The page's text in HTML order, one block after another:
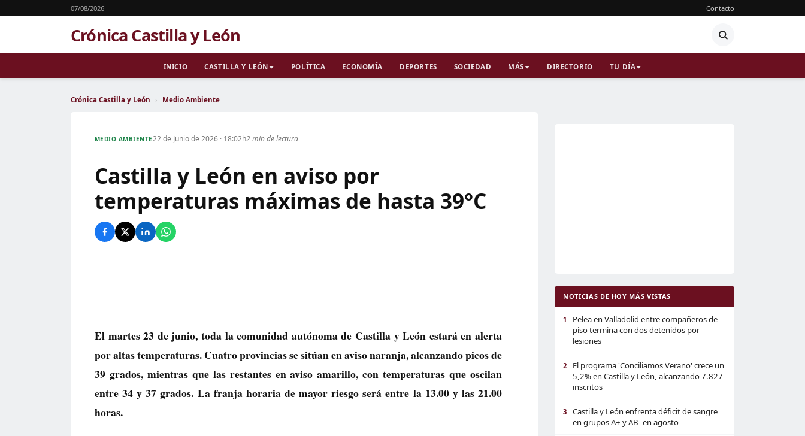
07/08/2026 Contacto
Crónica Castilla y León
INICIO CASTILLA Y LEÓN POLÍTICA ECONOMÍA DEPORTES SOCIEDAD MÁS DIRECTORIO TU DÍA
Crónica Castilla y León › Medio Ambiente
MEDIO AMBIENTE22 de Junio de 2026 · 18:02h2 min de lectura
Castilla y León en aviso por
temperaturas máximas de hasta 39°C
El martes 23 de junio, toda la comunidad autónoma de Castilla y León estará en alerta
por altas temperaturas. Cuatro provincias se sitúan en aviso naranja, alcanzando picos de
39 grados, mientras que las restantes en aviso amarillo, con temperaturas que oscilan
entre 34 y 37 grados. La franja horaria de mayor riesgo será entre la 13.00 y las 21.00
horas.
NOTICIAS DE HOY MÁS VISTAS
1
Pelea en Valladolid entre compañeros de
piso termina con dos detenidos por
lesiones
2
El programa 'Conciliamos Verano' crece un
5,2% en Castilla y León, alcanzando 7.827
inscritos
3
Castilla y León enfrenta déficit de sangre
en grupos A+ y AB- en agosto